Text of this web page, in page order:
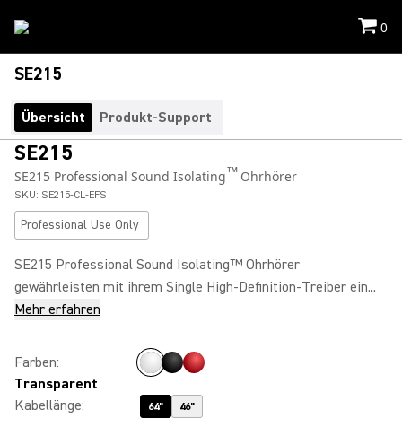
0
SE215
Übersicht Produkt-Support
SE215
SE215 Professional Sound Isolating™Ohrhörer
SKU: SE215-CL-EFS
Professional Use Only
SE215 Professional Sound Isolating™ Ohrhörer
gewährleisten mit ihrem Single High-Definition-Treiber ein...
Mehr erfahren
Farben:
Transparent
Kabellänge: 64" 46"